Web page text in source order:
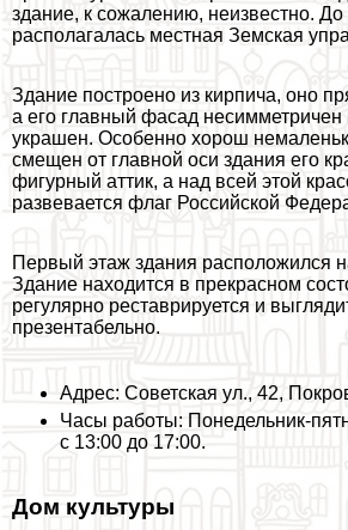
здание, к сожалению, неизвестно.
располагалась местная Земская
Здание построено из кирпича, оно
а его главный фасад несимметричен
украшен. Особенно хорош
смещен от главной оси здания его
фигурный аттик, а над всей этой
развевается флаг Российской
Первый этаж здания расположился
Здание находится в прекрасном
регулярно реставрируется и
презентабельно.
Адрес: Советская ул., 42,
Часы работы: Понедельник-
с 13:00 до 17:00.
Дом культуры